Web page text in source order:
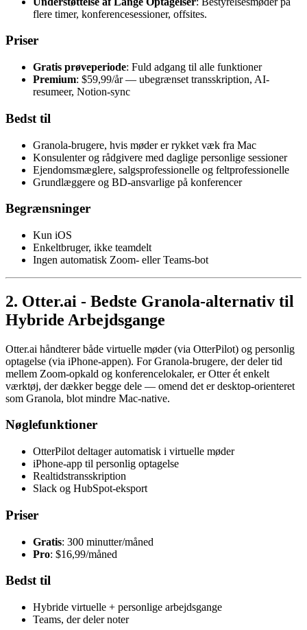
flere timer, konferencesessioner, offsites.
Priser
Gratis prøveperiode: Fuld adgang til alle funktioner
Premium: $59,99/år — ubegrænset transskription, AI-
resumeer, Notion-sync
Bedst til
Granola-brugere, hvis møder er rykket væk fra Mac
Konsulenter og rådgivere med daglige personlige sessioner
Ejendomsmæglere, salgsprofessionelle og feltprofessionelle
Grundlæggere og BD-ansvarlige på konferencer
Begrænsninger
Kun iOS
Enkeltbruger, ikke teamdelt
Ingen automatisk Zoom- eller Teams-bot
2. Otter.ai - Bedste Granola-alternativ til
Hybride Arbejdsgange
Otter.ai håndterer både virtuelle møder (via OtterPilot) og personlig
optagelse (via iPhone-appen). For Granola-brugere, der deler tid
mellem Zoom-opkald og konferencelokaler, er Otter ét enkelt
værktøj, der dækker begge dele — omend det er desktop-orienteret
som Granola, blot mindre Mac-native.
Nøglefunktioner
OtterPilot deltager automatisk i virtuelle møder
iPhone-app til personlig optagelse
Realtidstransskription
Slack og HubSpot-eksport
Priser
Gratis: 300 minutter/måned
Pro: $16,99/måned
Bedst til
Hybride virtuelle + personlige arbejdsgange
Teams, der deler noter